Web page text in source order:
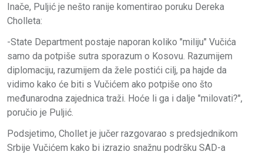
Inače, Puljić je nešto ranije komentirao poruku Dereka
Cholleta:
-State Department postaje naporan koliko "miliju" Vučića
samo da potpiše sutra sporazum o Kosovu. Razumijem
diplomaciju, razumijem da žele postići cilj, pa hajde da
vidimo kako će biti s Vučićem ako potpiše ono što
međunarodna zajednica traži. Hoće li ga i dalje "milovati?",
poručio je Puljić.
Podsjetimo, Chollet je jučer razgovarao s predsjednikom
Srbije Vučićem kako bi izrazio snažnu podršku SAD-a